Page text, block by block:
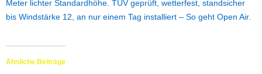
Meter lichter Standardhöhe. TÜV geprüft, wetterfest, standsicher
bis Windstärke 12, an nur einem Tag installiert – So geht Open Air.
Ähnliche Beiträge